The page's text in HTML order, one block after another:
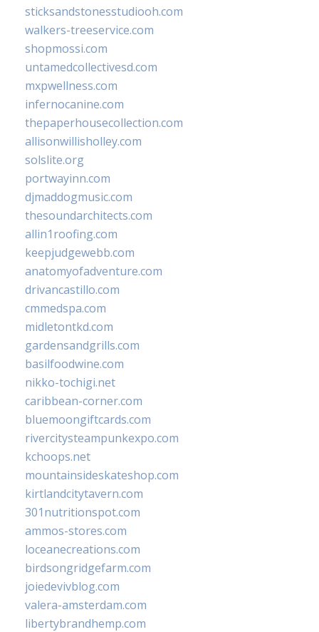
sticksandstonesstudiooh.com
walkers-treeservice.com
shopmossi.com
untamedcollectivesd.com
mxpwellness.com
infernocanine.com
thepaperhousecollection.com
allisonwillisholley.com
solslite.org
portwayinn.com
djmaddogmusic.com
thesoundarchitects.com
allin1roofing.com
keepjudgewebb.com
anatomyofadventure.com
drivancastillo.com
cmmedspa.com
midletontkd.com
gardensandgrills.com
basilfoodwine.com
nikko-tochigi.net
caribbean-corner.com
bluemoongiftcards.com
rivercitysteampunkexpo.com
kchoops.net
mountainsideskateshop.com
kirtlandcitytavern.com
301nutritionspot.com
ammos-stores.com
loceanecreations.com
birdsongridgefarm.com
joiedevivblog.com
valera-amsterdam.com
libertybrandhemp.com